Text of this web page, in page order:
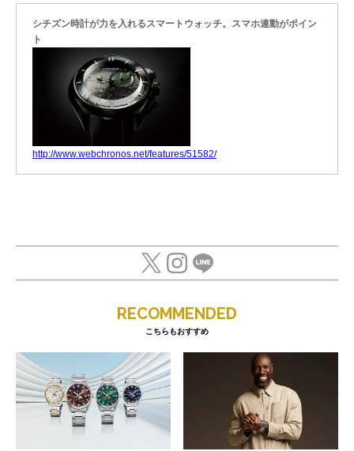
シチズン時計が力を入れるスマートウォッチ。スマホ連動がポイン
ト
http://www.webchronos.net/features/51582/
RECOMMENDED
こちらもおすすめ